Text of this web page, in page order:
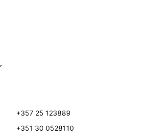
+357 25 123889
+351 30 0528110